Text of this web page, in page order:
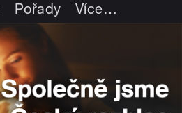
Pořady Více…